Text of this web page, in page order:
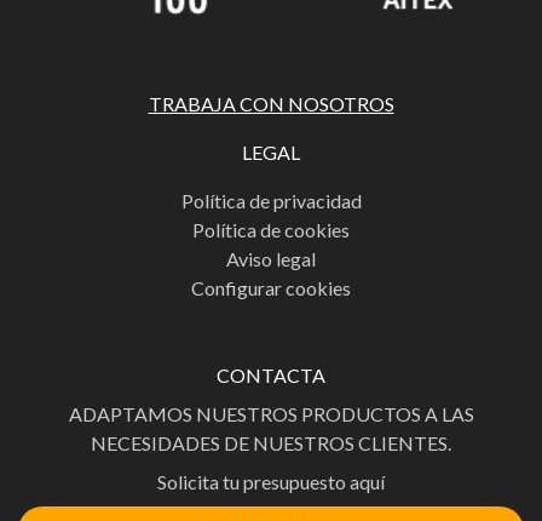
TRABAJA CON NOSOTROS
LEGAL
Política de privacidad
Política de cookies
Aviso legal
Configurar cookies
CONTACTA
ADAPTAMOS NUESTROS PRODUCTOS A LAS
NECESIDADES DE NUESTROS CLIENTES.
Solicita tu presupuesto aquí